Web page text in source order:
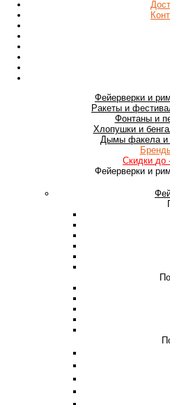
Фейерверки и
Ракеты и
Фонтаны и
Хлопушки и
Дымы факела и
Скидки до
Фейерверки и